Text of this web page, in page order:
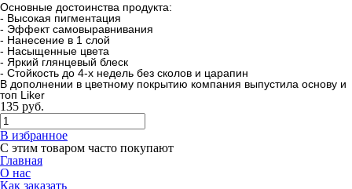
Основные достоинства продукта:
- Высокая пигментация
- Эффект самовыравнивания
- Нанесение в 1 слой
- Насыщенные цвета
- Яркий глянцевый блеск
- Стойкость до 4-х недель без сколов и царапин
В дополнении в цветному покрытию компания выпустила основу и
топ Liker
135 руб.
В избранное
С этим товаром часто покупают
Главная
О нас
Как заказать